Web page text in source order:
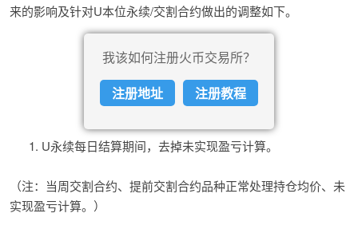
来的影响及针对U本位永续/交割合约做出的调整如下。
我该如何注册火币交易所？
注册地址
注册教程
U永续每日结算期间，去掉未实现盈亏计算。
（注：当周交割合约、提前交割合约品种正常处理持仓均价、未
实现盈亏计算。）